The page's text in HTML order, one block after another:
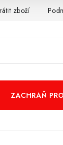
zboží
ZACHRAŇ